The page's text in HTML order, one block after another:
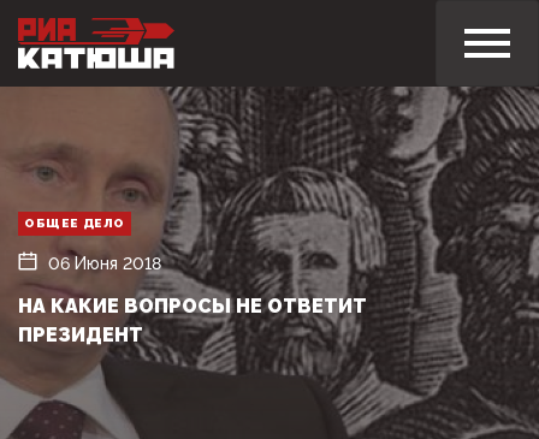
ОБЩЕЕ ДЕЛО
06 Июня 2018
НА КАКИЕ ВОПРОСЫ НЕ ОТВЕТИТ
ПРЕЗИДЕНТ